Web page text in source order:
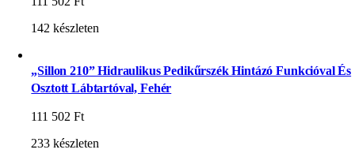
142 készleten
„Sillon 210” Hidraulikus Pedikűrszék Hintázó Funkcióval És
Osztott Lábtartóval, Fehér
111 502Ft
233 készleten